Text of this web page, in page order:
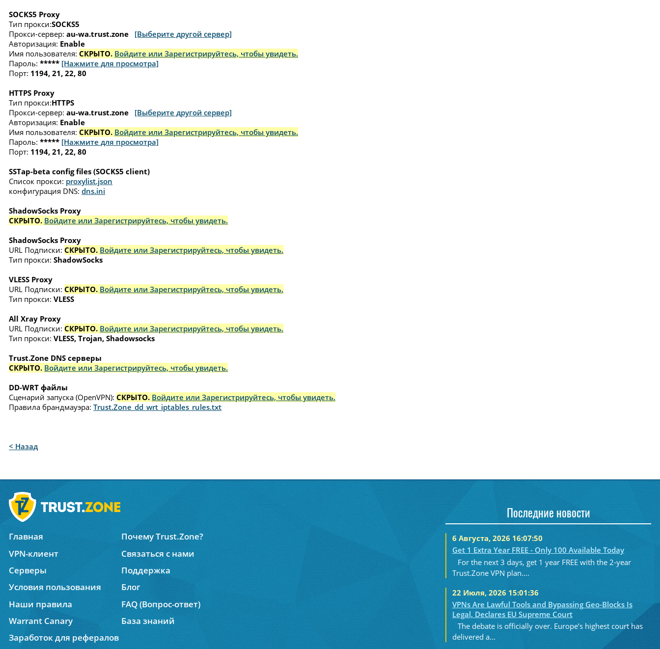
SOCKS5 Proxy
Тип прокси:SOCKS5
Прокси-сервер: au-wa.trust.zone
[Выберите другой сервер]
Авторизация: Enable
Имя пользователя: СКРЫТО. Войдите или Зарегистрируйтесь, чтобы увидеть.
Пароль: ***** [Нажмите для просмотра]
Порт: 1194, 21, 22, 80
HTTPS Proxy
Тип прокси:HTTPS
Прокси-сервер: au-wa.trust.zone
[Выберите другой сервер]
Авторизация: Enable
Имя пользователя: СКРЫТО. Войдите или Зарегистрируйтесь, чтобы увидеть.
Пароль: ***** [Нажмите для просмотра]
Порт: 1194, 21, 22, 80
SSTap-beta config files (SOCKS5 client)
Список прокси: proxylist.json
конфигурация DNS: dns.ini
ShadowSocks Proxy
СКРЫТО. Войдите или Зарегистрируйтесь, чтобы увидеть.
ShadowSocks Proxy
URL Подписки: СКРЫТО. Войдите или Зарегистрируйтесь, чтобы увидеть.
Тип прокси: ShadowSocks
VLESS Proxy
URL Подписки: СКРЫТО. Войдите или Зарегистрируйтесь, чтобы увидеть.
Тип прокси: VLESS
All Xray Proxy
URL Подписки: СКРЫТО. Войдите или Зарегистрируйтесь, чтобы увидеть.
Тип прокси: VLESS, Trojan, Shadowsocks
Trust.Zone DNS серверы
СКРЫТО. Войдите или Зарегистрируйтесь, чтобы увидеть.
DD-WRT файлы
Сценарий запуска (OpenVPN): СКРЫТО. Войдите или Зарегистрируйтесь, чтобы увидеть.
Правила брандмауэра: Trust.Zone_dd_wrt_iptables_rules.txt
< Назад
Главная
Почему Trust.Zone?
VPN-клиент
Связаться с нами
Серверы
Поддержка
Условия пользования
Блог
Наши правила
FAQ (Вопрос-ответ)
Warrant Canary
База знаний
Заработок для рефералов
Последние новости
6 Августа, 2026 16:07:50
Get 1 Extra Year FREE - Only 100 Available Today
For the next 3 days, get 1 year FREE with the 2-year
Trust.Zone VPN plan....
22 Июля, 2026 15:01:36
VPNs Are Lawful Tools and Bypassing Geo-Blocks Is
Legal, Declares EU Supreme Court
The debate is officially over. Europe’s highest court has
delivered a...